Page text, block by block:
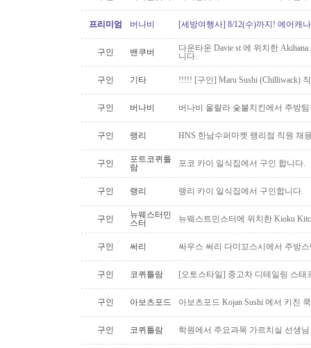
프리미엄 버나비 [세방여행사] 8/12(수)까지! 에어캐
구인 밴쿠버
다운타운 Davie st 에 위치한
니다.
구인 기타 !!!!! [구인] Maru Sushi (Chilliwack)
구인 버나비 버나비 울랄라 숯불치킨에서 주방
구인 랭리 HNS 한남수퍼마켓 랭리점 직원 채
구인
포트코퀴틀
람
포코 카이 일식집에서 구인 합니다.
구인 랭리 랭리 카이 일식집에서 구인합니다.
구인
뉴웨스터민
스터
뉴웨스트민스터에 위치한 Kioku
구인 써리 싸우스 써리 다미꼬스시에서 주방
구인 코퀴틀람 [오토스타일] 중고차 디테일링 스태
구인 아보츠포드 아보츠포드 Kojan Sushi 에서 키친
구인 코퀴틀람 학원에서 주요과목 가르치실 선생